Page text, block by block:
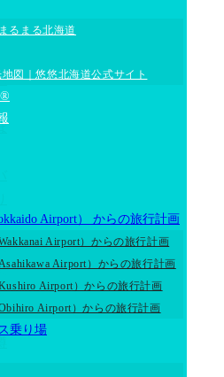
るまる北海道
図｜悠悠北海道公式サイト
Airport） からの旅行計画
Airport）からの旅行計画
Airport）からの旅行計画
Airport）からの旅行計画
Airport）からの旅行計画
乗り場